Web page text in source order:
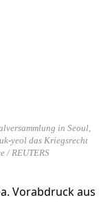
in Seoul,
yeol das Kriegsrecht
/ REUTERS
Vorabdruck aus